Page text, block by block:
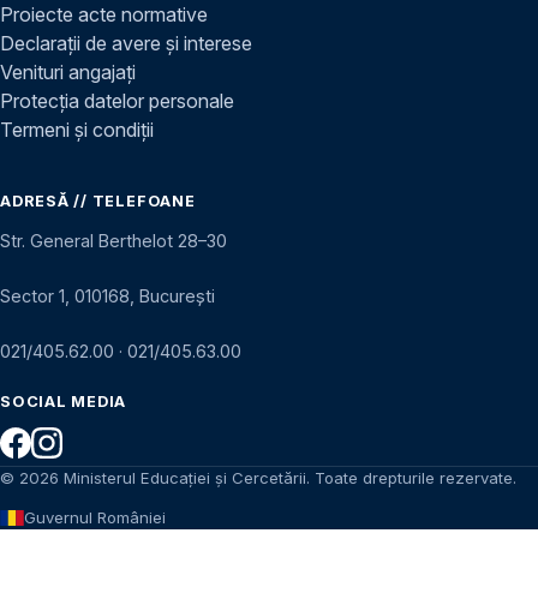
Proiecte acte normative
Declarații de avere și interese
Venituri angajați
Protecția datelor personale
Termeni și condiții
ADRESĂ // TELEFOANE
Str. General Berthelot 28–30
Sector 1, 010168, București
021/405.62.00 · 021/405.63.00
SOCIAL MEDIA
© 2026 Ministerul Educației și Cercetării. Toate drepturile rezervate.
Guvernul României